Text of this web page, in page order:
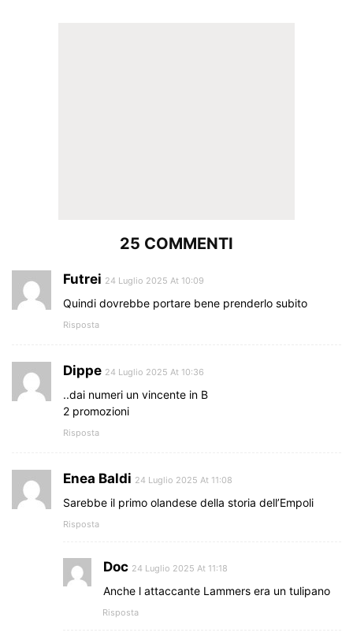
25 COMMENTI
Futrei 24 Luglio 2025 At 10:09
Quindi dovrebbe portare bene prenderlo subito
Risposta
Dippe 24 Luglio 2025 At 10:36
..dai numeri un vincente in B
2 promozioni
Risposta
Enea Baldi 24 Luglio 2025 At 11:08
Sarebbe il primo olandese della storia dell’Empoli
Risposta
Doc 24 Luglio 2025 At 11:18
Anche l attaccante Lammers era un tulipano
Risposta